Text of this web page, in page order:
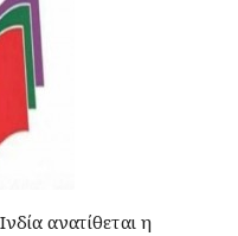
ανατίθεται η